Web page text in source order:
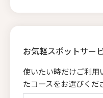
お気軽スポットサー
使いたい時だけご利用
たコースをお選びくだ